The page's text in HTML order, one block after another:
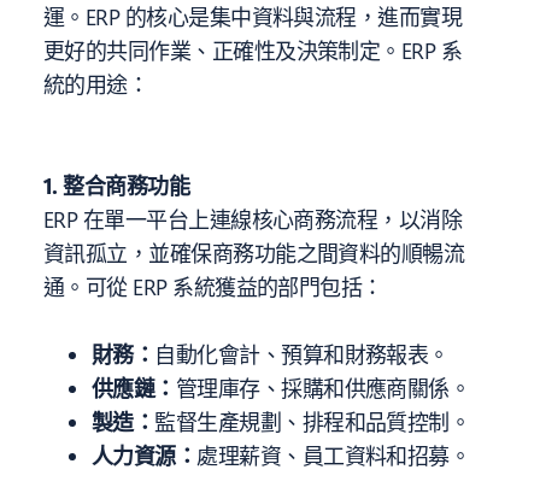
運。ERP 的核心是集中資料與流程，進而實現
更好的共同作業、正確性及決策制定。ERP 系
統的用途：
1. 整合商務功能
ERP 在單一平台上連線核心商務流程，以消除
資訊孤立，並確保商務功能之間資料的順暢流
通。可從 ERP 系統獲益的部門包括：
財務： 自動化會計、預算和財務報表。
供應鏈： 管理庫存、採購和供應商關係。
製造： 監督生產規劃、排程和品質控制。
人力資源： 處理薪資、員工資料和招募。